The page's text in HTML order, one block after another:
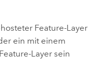
Feature-Layer
ein mit einem
Layer sein